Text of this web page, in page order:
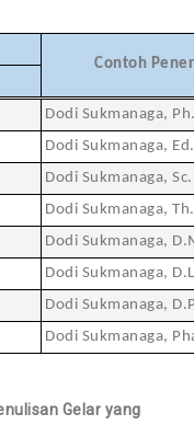
Contoh
Dodi Sukmanaga,
Dodi Sukmanaga,
Dodi Sukmanaga,
Dodi Sukmanaga,
Dodi Sukmanaga,
Dodi Sukmanaga,
Dodi Sukmanaga,
Dodi Sukmanaga,
Gelar yang